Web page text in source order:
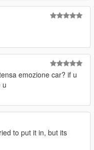
emozione car? if u
u
to put it in, but its